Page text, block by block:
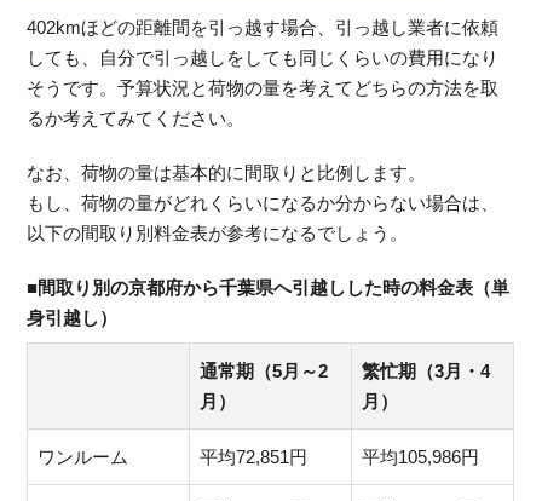
402kmほどの距離間を引っ越す場合、引っ越し業者に依頼
しても、自分で引っ越しをしても同じくらいの費用になり
そうです。予算状況と荷物の量を考えてどちらの方法を取
るか考えてみてください。
なお、荷物の量は基本的に間取りと比例します。
もし、荷物の量がどれくらいになるか分からない場合は、
以下の間取り別料金表が参考になるでしょう。
■間取り別の京都府から千葉県へ引越しした時の料金表（単
身引越し）
通常期（5月～2
月）
繁忙期（3月・4
月）
ワンルーム 平均72,851円 平均105,986円